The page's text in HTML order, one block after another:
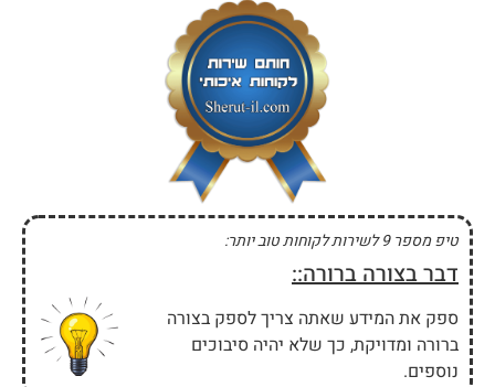
טיפ מספר 9 לשירות לקוחות טוב יותר:
דבר בצורה ברורה::
ספק את המידע שאתה צריך לספק בצורה
ברורה ומדויקת, כך שלא יהיה סיבוכים
נוספים.